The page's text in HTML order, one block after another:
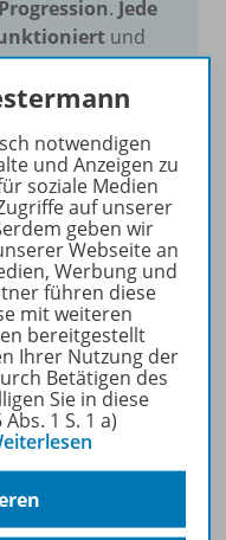
. Jede
und
ohne
bieten die
.
erfahren
notwendigen
und Anzeigen zu
soziale Medien
auf unserer
geben wir
Webseite an
Werbung und
führen diese
mit weiteren
bereitgestellt
Ihrer Nutzung der
Betätigen des
Sie in diese
1 S. 1 a)